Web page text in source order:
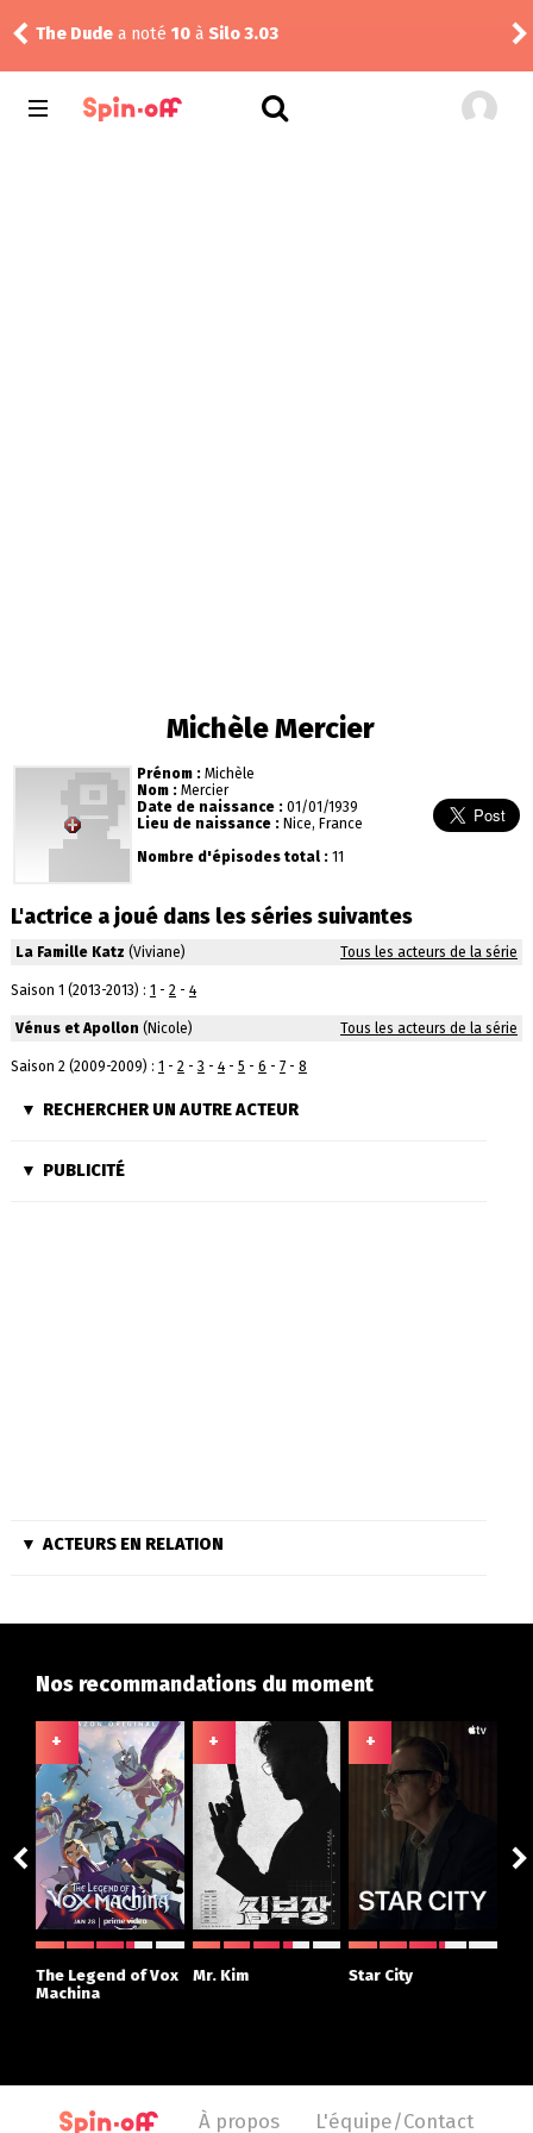
The Dude a noté 10 à Silo 3.03
Michèle Mercier
Prénom : Michèle
Nom : Mercier
Date de naissance : 01/01/1939
Lieu de naissance : Nice, France
Nombre d'épisodes total : 11
L'actrice a joué dans les séries suivantes
La Famille Katz (Viviane) Tous les acteurs de la série
Saison 1 (2013-2013) : 1 - 2- 4
Vénus et Apollon (Nicole) Tous les acteurs de la série
Saison 2 (2009-2009) : 1 - 2- 3 - 4- 5 - 6 - 7- 8
RECHERCHER UN AUTRE ACTEUR
PUBLICITÉ
ACTEURS EN RELATION
Nos recommandations du moment
+
The Legend of Vox
Machina
+
Mr. Kim
+
Star City
À propos L'équipe/Contact